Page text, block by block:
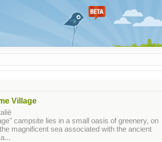
Village
campsite lies in a small oasis of greenery, on
magnificent sea associated with the ancient